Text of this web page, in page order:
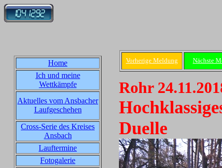
Home
Ich und meine
Wettkämpfe
Aktuelles vom Ansbacher
Laufgeschehen
Cross-Serie des Kreises
Ansbach
Lauftermine
Fotogalerie
Vorherige Meldung Nächste
Rohr
Duelle